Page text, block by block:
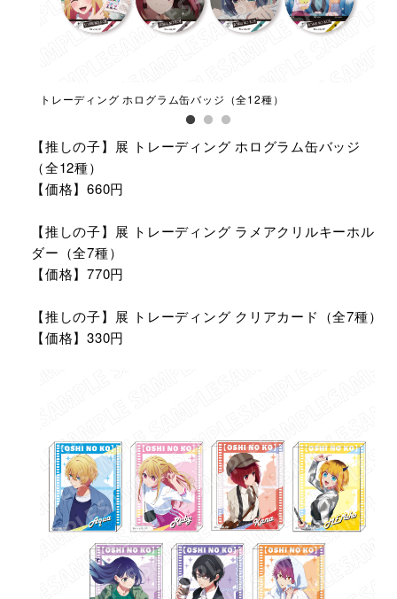
トレーディング ホログラム缶バッジ（全12種）
【推しの子】展 トレーディング ホログラム缶バッジ
（全12種）
【価格】660円
【推しの子】展 トレーディング ラメアクリルキーホル
ダー（全7種）
【価格】770円
【推しの子】展 トレーディング クリアカード（全7種）
【価格】330円